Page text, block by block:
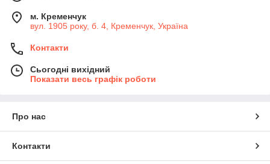
м. Кременчук
вул. 1905 року, б. 4, Кременчук, Україна
Контакти
Сьогодні вихідний
Показати весь графік роботи
Про нас
Контакти